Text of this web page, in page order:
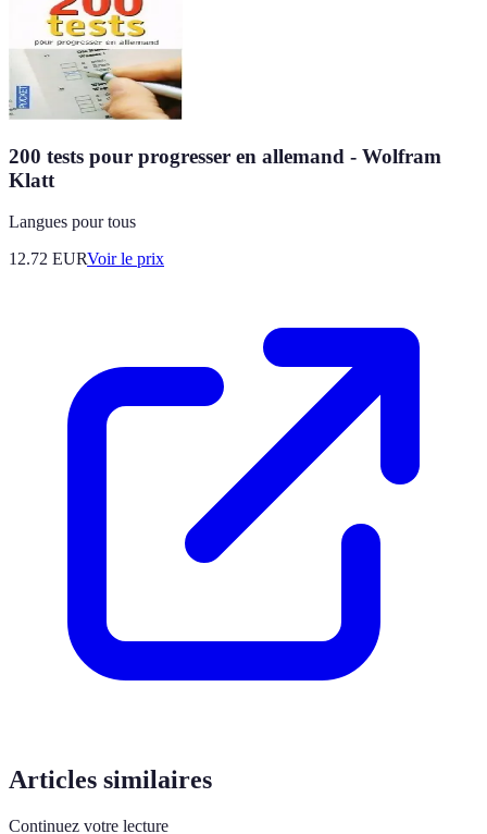
200 tests pour progresser en allemand - Wolfram
Klatt
Langues pour tous
12.72 EURVoir le prix
Articles similaires
Continuez votre lecture